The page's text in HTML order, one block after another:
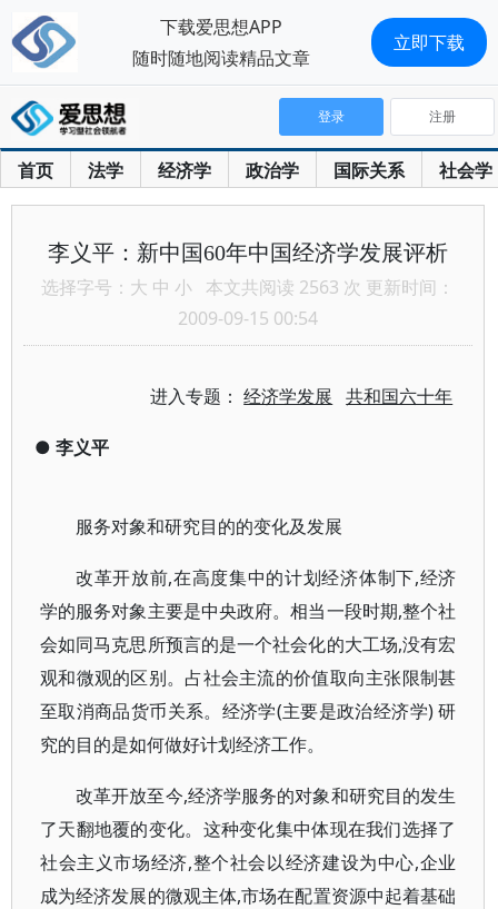
首页 法学 经济学 政治学 国际关系 社会学
登录 注册
李义平：新中国60年中国经济学发展评析
选择字号： 大 中 小 本文共阅读 2563 次 更新时间：
2009-09-15 00:54
进入专题：经济学发展 共和国六十年
● 李义平
服务对象和研究目的的变化及发展
改革开放前,在高度集中的计划经济体制下,经济
学的服务对象主要是中央政府。相当一段时期,整个社
会如同马克思所预言的是一个社会化的大工场,没有宏
观和微观的区别。占社会主流的价值取向主张限制甚
至取消商品货币关系。经济学(主要是政治经济学) 研
究的目的是如何做好计划经济工作。
改革开放至今,经济学服务的对象和研究目的发生
了天翻地覆的变化。这种变化集中体现在我们选择了
社会主义市场经济,整个社会以经济建设为中心,企业
成为经济发展的微观主体,市场在配置资源中起着基础
下载爱思想APP
随时随地阅读精品文章
立即下载